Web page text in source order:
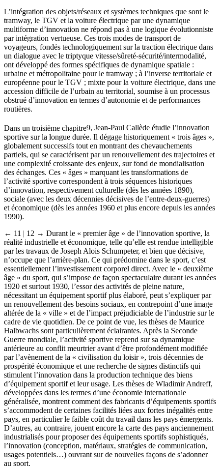
L’intégration des objets/réseaux et systèmes techniques que sont le
tramway, le TGV et la voiture électrique par une dynamique
multiforme d’innovation ne répond pas à une logique évolutionniste
par intégration vertueuse. Ces trois modes de transport de
voyageurs, fondés technologiquement sur la traction électrique dans
un dialogue avec le triptyque vitesse/sûreté-sécurité/intermodalité,
ont développé des formes spécifiques de dynamique spatiale :
urbaine et métropolitaine pour le tramway ; à l’inverse territoriale et
européenne pour le TGV ; mixte pour la voiture électrique, dans une
accession difficile de l’urbain au territorial, soumise à un processus
obstrué d’innovation en termes d’autonomie et de performances
routières.
Dans un troisième chapitre9, Jean-Paul Callède étudie l’innovation
sportive sur la longue durée. Il dégage historiquement « trois âges »,
globalement successifs tout en montrant des chevauchements
partiels, qui se caractérisent par un renouvellement des trajectoires et
une complexité croissante des enjeux, sur fond de mondialisation
des échanges. Ces « âges » marquant les transformations de
l’activité sportive correspondent à trois séquences historiques
d’innovation, respectivement culturelle (dès les années 1890),
sociale (avec les deux décennies décisives de l’entre-deux-guerres)
et économique (dès les années 1960 et plus encore depuis les années
1990).
← 11 | 12 → Durant le « premier âge » de l’innovation sportive, la
réalité industrielle et économique, telle qu’elle est rendue intelligible
par les travaux de Joseph Alois Schumpeter, et bien que décisive,
n’occupe que l’arrière-plan. Ce qui prédomine dans le sport, c’est
essentiellement l’investissement corporel direct. Avec le « deuxième
âge » du sport, qui s’impose de façon spectaculaire durant les années
1920 et surtout 1930, l’essor des activités de pleine nature,
nécessitant un équipement sportif plus élaboré, peut s’expliquer par
un renouvellement des besoins sociaux, en contrepoint d’une image
altérée de la « ville » et de l’impact préjudiciable de l’industrie sur le
cadre de vie quotidien. De ce point de vue, les thèses de Maurice
Halbwachs sont particulièrement éclairantes. Après la Seconde
Guerre mondiale, l’activité sportive reprend sur sa dynamique
antérieure au conflit meurtrier avant d’être profondément modifiée
par l’avènement de la « civilisation du loisir », trois décennies de
prospérité économique et une recherche de signes distinctifs qui
stimulent l’innovation dans la production technique des biens
d’équipement sportif et leur usage. Les thèses de Wladimir Andreff,
développées dans les termes d’une économie internationale
généralisée, montrent comment des fabricants d’équipements sportifs
s’accommodent de certaines facilités liées aux fortes inégalités entre
pays, en particulier le faible coût du travail dans les pays émergents.
D’autres, au contraire, jouent encore la carte des pays anciennement
industrialisés pour proposer des équipements sportifs sophistiqués,
l’innovation (conception, matériaux, stratégies de communication,
usages potentiels…) ouvrant sur de nouvelles façons de s’adonner
au sport.